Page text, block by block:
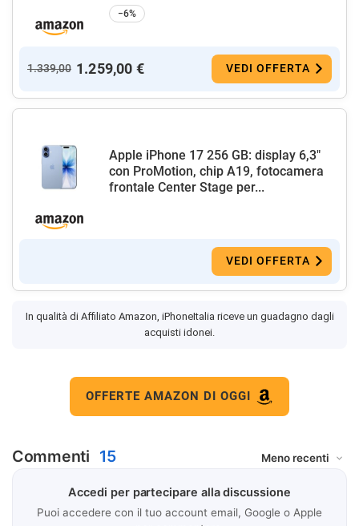
−6%
1.339,00 1.259,00 € VEDI OFFERTA
Apple iPhone 17 256 GB: display 6,3"
con ProMotion, chip A19, fotocamera
frontale Center Stage per...
VEDI OFFERTA
In qualità di Affiliato Amazon, iPhoneItalia riceve un guadagno dagli
acquisti idonei.
OFFERTE AMAZON DI OGGI
Commenti 15
Accedi per partecipare alla discussione
Puoi accedere con il tuo account email, Google o Apple